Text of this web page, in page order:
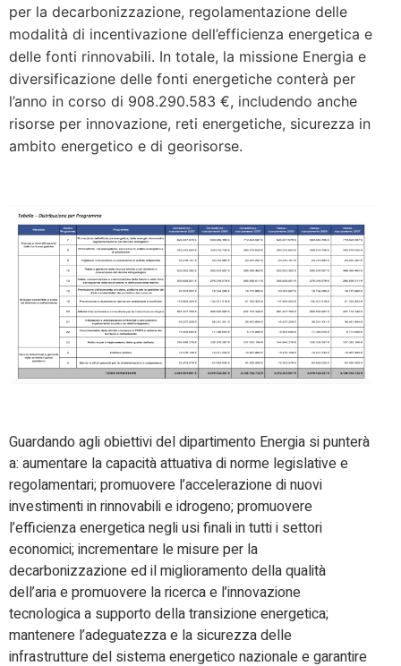
per la decarbonizzazione, regolamentazione delle
modalità di incentivazione dell’efficienza energetica e
delle fonti rinnovabili. In totale, la missione Energia e
diversificazione delle fonti energetiche conterà per
l’anno in corso di 908.290.583 €, includendo anche
risorse per innovazione, reti energetiche, sicurezza in
ambito energetico e di georisorse.
Guardando agli obiettivi del dipartimento Energia si punterà
a: aumentare la capacità attuativa di norme legislative e
regolamentari; promuovere l’accelerazione di nuovi
investimenti in rinnovabili e idrogeno; promuovere
l’efficienza energetica negli usi finali in tutti i settori
economici; incrementare le misure per la
decarbonizzazione ed il miglioramento della qualità
dell’aria e promuovere la ricerca e l’innovazione
tecnologica a supporto della transizione energetica;
mantenere l’adeguatezza e la sicurezza delle
infrastrutture del sistema energetico nazionale e garantire